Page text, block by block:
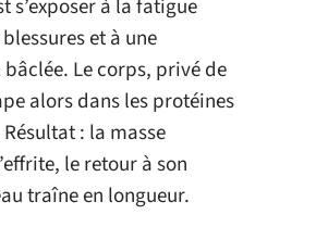
s’exposer à la fatigue
et à une
Le corps, privé de
alors dans les protéines
: la masse
le retour à son
traîne en longueur.